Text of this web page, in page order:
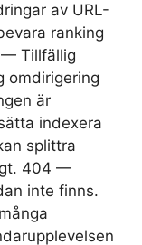
av URL-
ranking
— Tillfällig
omdirigering
är
indexera
splittra
404 —
inte finns.